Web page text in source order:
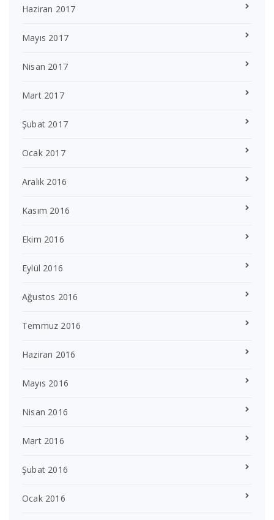
Haziran 2017
Mayıs 2017
Nisan 2017
Mart 2017
Şubat 2017
Ocak 2017
Aralık 2016
Kasım 2016
Ekim 2016
Eylül 2016
Ağustos 2016
Temmuz 2016
Haziran 2016
Mayıs 2016
Nisan 2016
Mart 2016
Şubat 2016
Ocak 2016